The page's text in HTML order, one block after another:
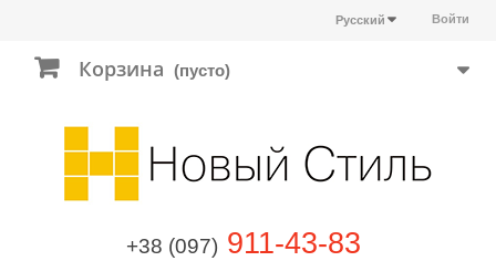
Войти
Русский
Корзина (пусто)
+38 (097) 911-43-83